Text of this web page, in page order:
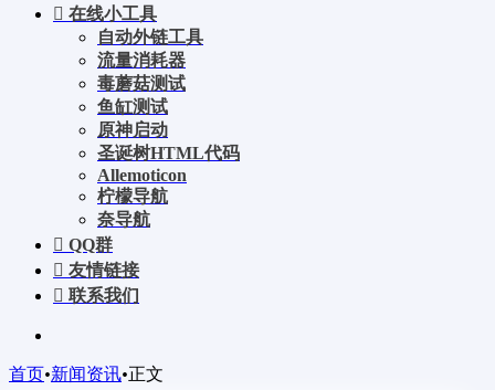
在线小工具
自动外链工具
流量消耗器
毒蘑菇测试
鱼缸测试
原神启动
圣诞树HTML代码
Allemoticon
柠檬导航
奈导航
QQ群
友情链接
联系我们
首页•新闻资讯•正文